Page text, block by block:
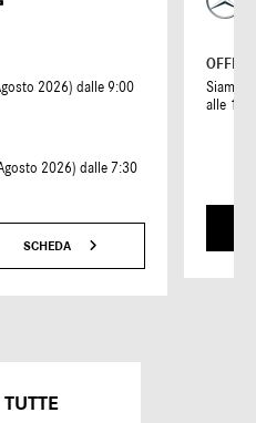
2026) dalle 9:00
2026) dalle 7:30
SCHEDA
Siamo
alle